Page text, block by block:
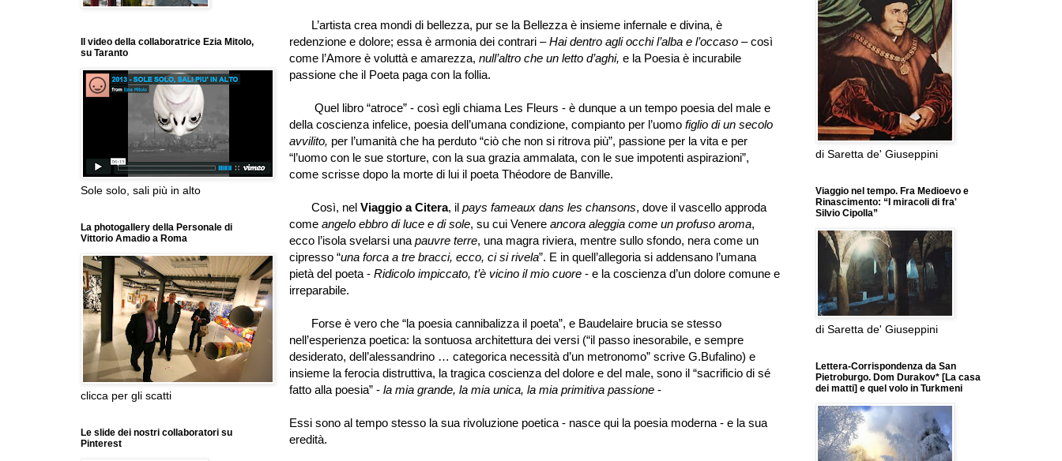
L’artista crea mondi di bellezza, pur se la Bellezza è insieme infernale e divina, è
redenzione e dolore; essa è armonia dei contrari – Hai dentro agli occhi l’alba e l’occaso –così
come l’Amore è voluttà e amarezza, null’altro che un letto d’aghi, e la Poesia è incurabile
passione che il Poeta paga con la follia.
Quel libro “atroce” - così egli chiama Les Fleurs - è dunque a un tempo poesia del male e
della coscienza infelice, poesia dell’umana condizione, compianto per l’uomo figlio di un secolo
avvilito, per l’umanità che ha perduto “ciò che non si ritrova più”, passione per la vita e per
“l’uomo con le sue storture, con la sua grazia ammalata, con le sue impotenti aspirazioni”,
come scrisse dopo la morte di lui il poeta Théodore de Banville.
Così, nel Viaggio a Citera, il pays fameaux dans les chansons, dove il vascello approda
come angelo ebbro di luce e di sole, su cui Venere ancora aleggia come un profuso aroma,
ecco l’isola svelarsi una pauvre terre, una magra riviera, mentre sullo sfondo, nera come un
cipresso “una forca a tre bracci, ecco, ci si rivela”. E in quell’allegoria si addensano l’umana
pietà del poeta - Ridicolo impiccato, t’è vicino il mio cuore - e la coscienza d’un dolore comune e
irreparabile.
Forse è vero che “la poesia cannibalizza il poeta”, e Baudelaire brucia se stesso
nell’esperienza poetica: la sontuosa architettura dei versi (“il passo inesorabile, e sempre
desiderato, dell’alessandrino … categorica necessità d’un metronomo” scrive G.Bufalino) e
insieme la ferocia distruttiva, la tragica coscienza del dolore e del male, sono il “sacrificio di sé
fatto alla poesia” - la mia grande, la mia unica, la mia primitiva passione -
Essi sono al tempo stesso la sua rivoluzione poetica - nasce qui la poesia moderna - e la sua
eredità.
Il video della collaboratrice Ezia Mitolo,
su Taranto
Sole solo, sali più in alto
La photogallery della Personale di
Vittorio Amadio a Roma
clicca per gli scatti
Le slide dei nostri collaboratori su
Pinterest
di Saretta de' Giuseppini
Viaggio nel tempo. Fra Medioevo e
Rinascimento: “I miracoli di fra'
Silvio Cipolla”
di Saretta de' Giuseppini
Lettera-Corrispondenza da San
Pietroburgo. Dom Durakov* [La casa
dei matti] e quel volo in Turkmeni